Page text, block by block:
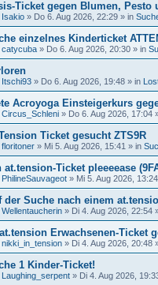
Ticket gegen Blumen, Pesto
Isakio » Do 6. Aug 2026, 22:29 » in
einzelnes Kinderticket
catycuba » Do 6. Aug 2026, 20:30 » in
Itschi93 » Do 6. Aug 2026, 19:48 » in
Acroyoga Einsteigerkurs
Circus_Schleni » Do 6. Aug 2026, 17:04
Ticket gesucht ZTS9R
floritoner » Mi 5. Aug 2026, 15:41 » in
at.tension-Ticket pleeeease
PhilineSauvageot » Mi 5. Aug 2026, 13:24
der Suche nach einem
Wellentaucherin » Di 4. Aug 2026, 22:54
Erwachsenen-Ticket
nikki_in_tension » Di 4. Aug 2026, 20:48
1 Kinder-Ticket!
Laughing_serpent » Di 4. Aug 2026,